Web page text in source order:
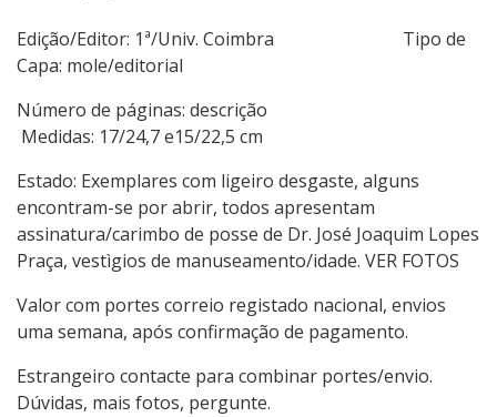
Edição/Editor: 1ª/Univ. Coimbra Tipo de
Capa: mole/editorial
Número de páginas: descrição
Medidas: 17/24,7 e15/22,5 cm
Estado: Exemplares com ligeiro desgaste, alguns
encontram-se por abrir, todos apresentam
assinatura/carimbo de posse de Dr. José Joaquim Lopes
Praça, vestìgios de manuseamento/idade. VER FOTOS
Valor com portes correio registado nacional, envios
uma semana, após confirmação de pagamento.
Estrangeiro contacte para combinar portes/envio.
Dúvidas, mais fotos, pergunte.